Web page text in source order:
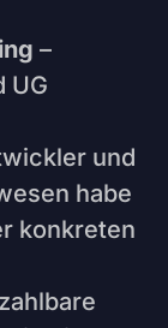
–
UG
und
habe
konkreten